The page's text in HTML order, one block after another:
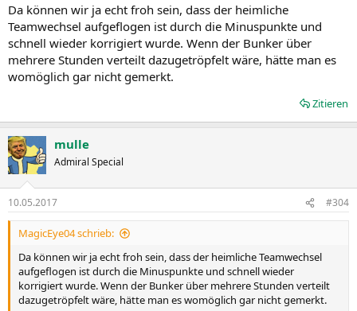
Da können wir ja echt froh sein, dass der heimliche
Teamwechsel aufgeflogen ist durch die Minuspunkte und
schnell wieder korrigiert wurde. Wenn der Bunker über
mehrere Stunden verteilt dazugetröpfelt wäre, hätte man es
womöglich gar nicht gemerkt.
Zitieren
mulle
Admiral Special
10.05.2017 #304
MagicEye04 schrieb:
Da können wir ja echt froh sein, dass der heimliche Teamwechsel
aufgeflogen ist durch die Minuspunkte und schnell wieder
korrigiert wurde. Wenn der Bunker über mehrere Stunden verteilt
dazugetröpfelt wäre, hätte man es womöglich gar nicht gemerkt.